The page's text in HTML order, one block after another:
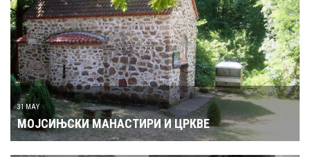
31 MAY
МОЈСИЊСКИ МАНАСТИРИ И ЦРКВЕ